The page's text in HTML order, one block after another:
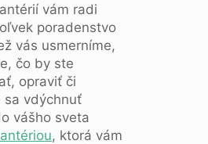
vám radi
poradenstvo
vás usmerníme,
čo by ste
opraviť či
sa vdýchnuť
vášho sveta
, ktorá vám